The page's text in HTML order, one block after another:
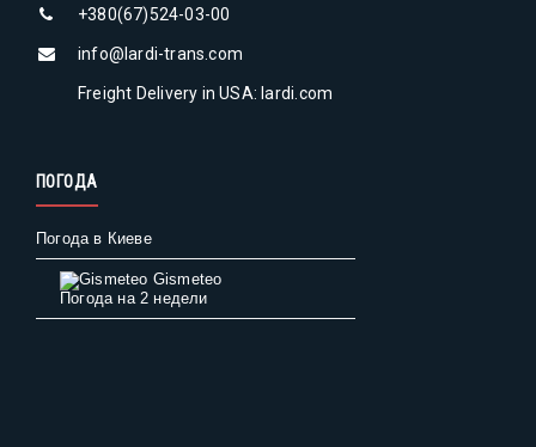
+380(67)524-03-00
info@lardi-trans.com
Freight Delivery in USA: lardi.com
ПОГОДА
Погода в Киеве
Gismeteo
Погода на 2 недели